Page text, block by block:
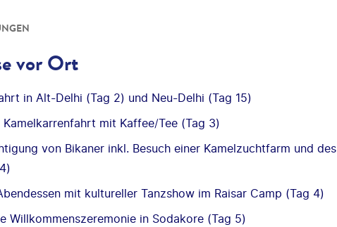
vor Ort
in Alt-Delhi (Tag 2) und Neu-Delhi (Tag 15)
mit Kaffee/Tee (Tag 3)
von Bikaner inkl. Besuch einer Kamelzuchtfarm und des
mit kultureller Tanzshow im Raisar Camp (Tag 4)
Willkommenszeremonie in Sodakore (Tag 5)